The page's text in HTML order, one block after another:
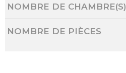
NOMBRE DE CHAMBRE(S)
NOMBRE DE PIÈCES